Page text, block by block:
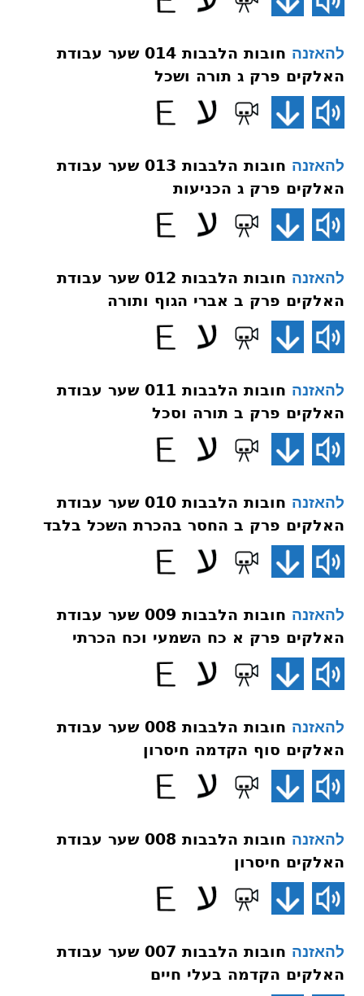
להאזנה
חובות הלבבות 014 שער עבודת
האלקים פרק ג תורה ושכל
להאזנה
חובות הלבבות 013 שער עבודת
האלקים פרק ג הכניעות
להאזנה
חובות הלבבות 012 שער עבודת
האלקים פרק ב אברי הגוף ותורה
להאזנה
חובות הלבבות 011 שער עבודת
האלקים פרק ב תורה וסכל
להאזנה
חובות הלבבות 010 שער עבודת
האלקים פרק ב החסר בהכרת השכל בלבד
להאזנה
חובות הלבבות 009 שער עבודת
האלקים פרק א כח השמעי וכח הכרתי
להאזנה
חובות הלבבות 008 שער עבודת
האלקים סוף הקדמה חיסרון
להאזנה
חובות הלבבות 008 שער עבודת
האלקים חיסרון
להאזנה
חובות הלבבות 007 שער עבודת
האלקים הקדמה בעלי חיים